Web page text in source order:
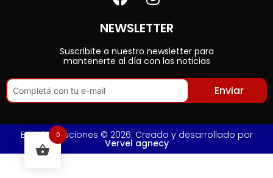
NEWSLETTER
Suscribite a nuestro newsletter para
mantenerte al día con las noticias
Enviar
Ero Distribuciones © 2026. Creado y desarrollado por
Vervel agnecy
0